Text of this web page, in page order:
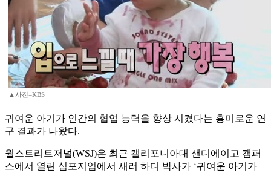
▲사진=KBS
귀여운 아기가 인간의 협업 능력을 향상 시켰다는 흥미로운 연
구 결과가 나왔다.
월스트리트저널(WSJ)은 최근 캘리포니아대 샌디에이고 캠퍼
스에서 열린 심포지엄에서 새러 하디 박사가 ‘귀여운 아기가